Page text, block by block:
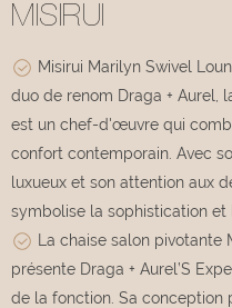
MISIRUI
Misirui Marilyn Swivel
duo de renom Draga + Aurel,
est un chef-d'œuvre qui
confort contemporain. Avec
luxueux et son attention aux
symbolise la sophistication et
La chaise salon pivotante
présente Draga + Aurel’S
de la fonction. Sa conception